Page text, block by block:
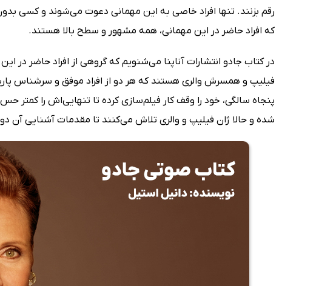
رقم بزنند. تنها افراد خاصی به این مهمانی دعوت می‌شوند و کسی
که افراد حاضر در این مهمانی، همه مشهور و سطح بالا هستند.
در کتاب جادو انتشارات آناپنا می‌شنویم که گروهی از افراد حاضر در
فیلیپ و همسرش والری هستند که هر دو از افراد موفق و سرشناس
پنجاه سالگی، خود را وقف کار فیلم‌سازی کرده تا تنهایی‌اش را کمتر
شده و حالا ژان فیلیپ و والری تلاش می‌کنند تا مقدمات آشنایی آن